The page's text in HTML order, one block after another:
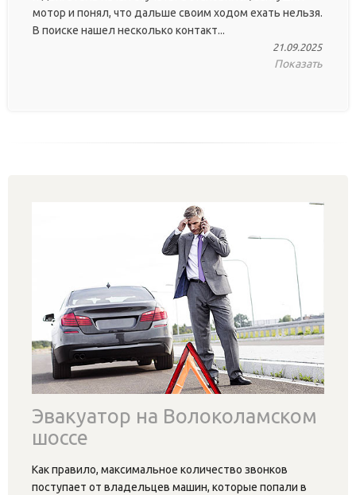
мотор и понял, что дальше своим ходом ехать нельзя.
В поиске нашел несколько контакт...
21.09.2025
Показать
Эвакуатор на Волоколамском
шоссе
Как правило, максимальное количество звонков
поступает от владельцев машин, которые попали в